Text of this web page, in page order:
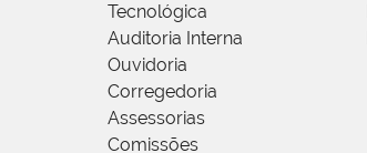
Tecnológica
Auditoria Interna
Ouvidoria
Corregedoria
Assessorias
Comissões